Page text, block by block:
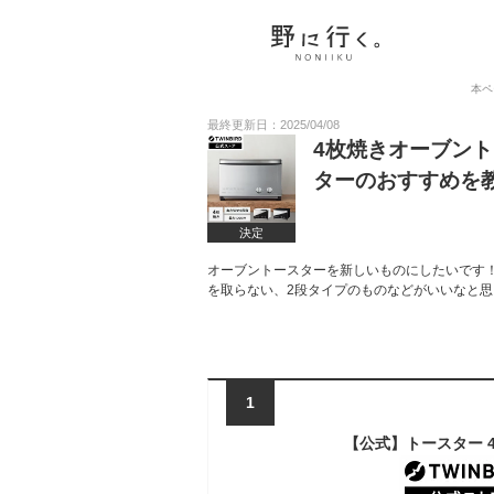
本
最終更新日：2025/04/08
決定
4枚焼きオーブン
ターのおすすめを
オーブントースターを新しいものにしたいで
を取らない、2段タイプのものなどがいいなと
1